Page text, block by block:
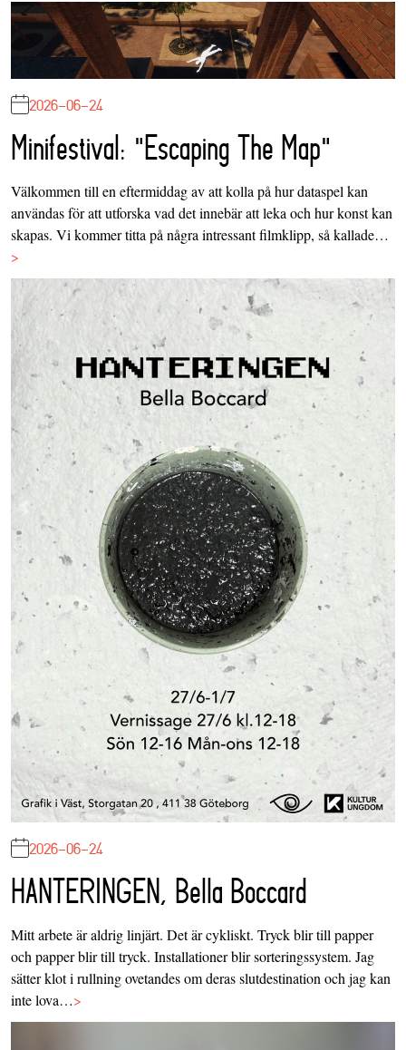
2026-06-24
Minifestival: "Escaping The Map"
Välkommen till en eftermiddag av att kolla på hur dataspel kan
användas för att utforska vad det innebär att leka och hur konst kan
skapas. Vi kommer titta på några intressant filmklipp, så kallade…
>
2026-06-24
HANTERINGEN, Bella Boccard
Mitt arbete är aldrig linjärt. Det är cykliskt. Tryck blir till papper
och papper blir till tryck. Installationer blir sorteringssystem. Jag
sätter klot i rullning ovetandes om deras slutdestination och jag kan
inte lova…>